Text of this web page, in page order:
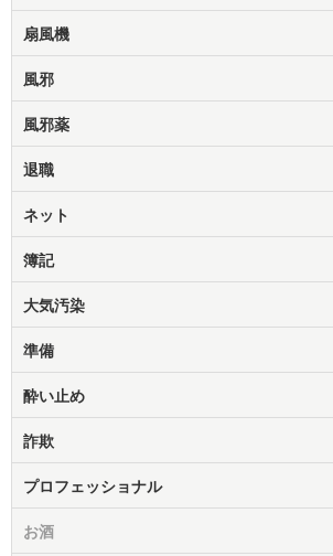
扇風機
風邪
風邪薬
退職
ネット
簿記
大気汚染
準備
酔い止め
詐欺
プロフェッショナル
お酒